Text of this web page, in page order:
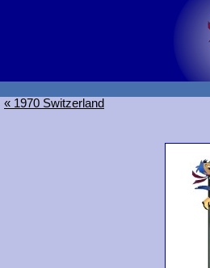
« 1970 Switzerland